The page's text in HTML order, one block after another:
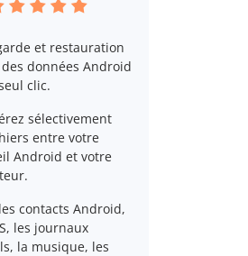
et restauration
données Android
clic.
sélectivement
entre votre
Android et votre
contacts Android,
les journaux
la musique, les